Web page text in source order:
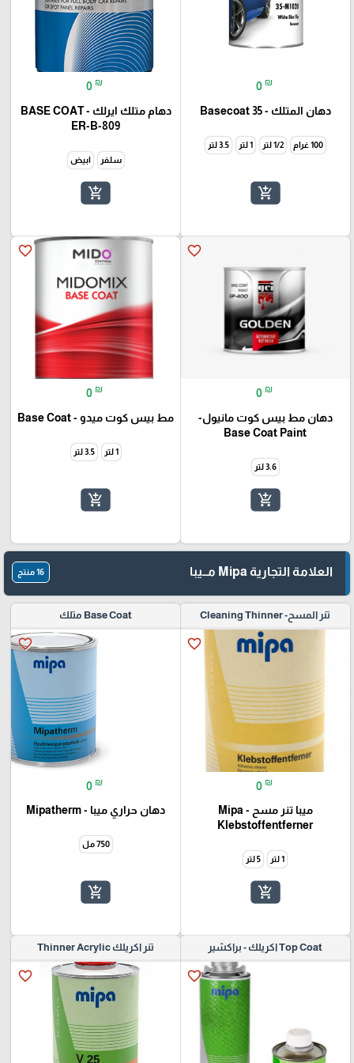
0 ₪
دهان المتلك - Basecoat 35
100 غرام 1/2 لتر 1 لتر 3.5 لتر
add_shopping_cart
0 ₪
دهام متلك ايرلك - BASE COAT
ER-B-809
سلفر ابيض
add_shopping_cart
favorite_border
0 ₪
دهان مط بيس كوت مانيول-
Base Coat Paint
3.6 لتر
add_shopping_cart
favorite_border
0 ₪
مط بيس كوت ميدو - Base Coat
1 لتر 3.5 لتر
add_shopping_cart
العلامة التجارية Mipa مــيبا 16 منتج
تنر المسح- Cleaning Thinner
favorite_border
0 ₪
ميبا تنر مسح - Mipa
Klebstoffentferner
1 لتر 5 لتر
add_shopping_cart
Base Coat متلك
favorite_border
0 ₪
دهان حراري ميبا - Mipatherm
750 مل
add_shopping_cart
Top Coat اكريلك - براكشير
favorite_border
تنر اكريلك Thinner Acrylic
favorite_border